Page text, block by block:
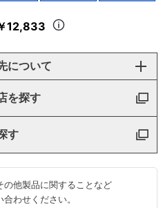
12,833
について
を探す
す
の他製品に関することなど
わせください。